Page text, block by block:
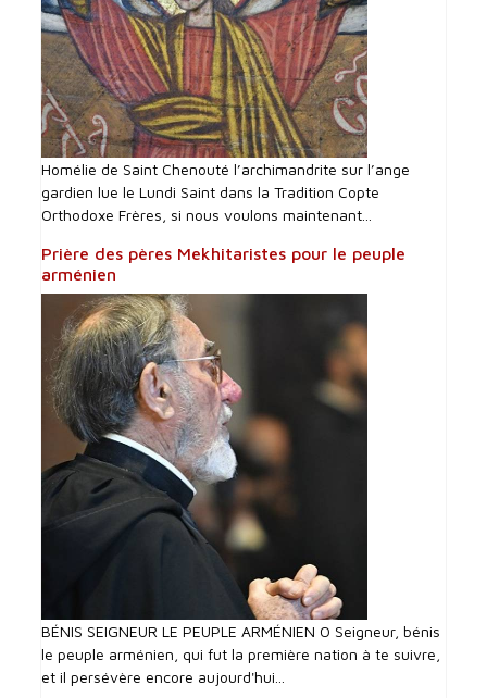
Homélie de Saint Chenouté l’archimandrite sur l’ange
gardien lue le Lundi Saint dans la Tradition Copte
Orthodoxe Frères, si nous voulons maintenant...
Prière des pères Mekhitaristes pour le peuple
arménien
BÉNIS SEIGNEUR LE PEUPLE ARMÉNIEN O Seigneur, bénis
le peuple arménien, qui fut la première nation à te suivre,
et il persévère encore aujourd'hui...